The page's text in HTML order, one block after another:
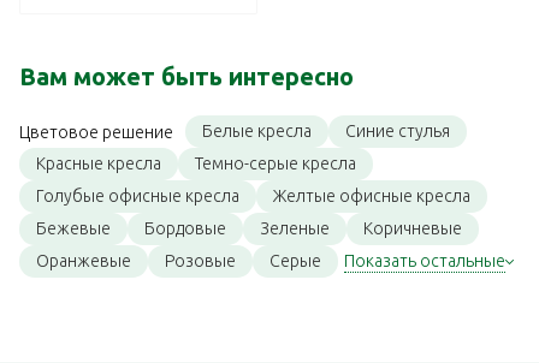
Вам может быть интересно
Цветовое решение Белые кресла
Синие стулья
Красные кресла
Темно-серые кресла
Голубые офисные кресла
Желтые офисные кресла
Бежевые
Бордовые Зеленые
Коричневые
Оранжевые
Розовые Серые Показать остальные